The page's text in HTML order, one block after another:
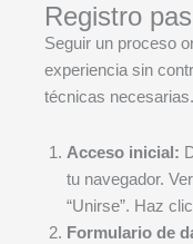
Registro
Seguir un proceso
experiencia sin
técnicas necesarias.
Acceso inicial:
tu navegador.
“Unirse”. Haz
Formulario de